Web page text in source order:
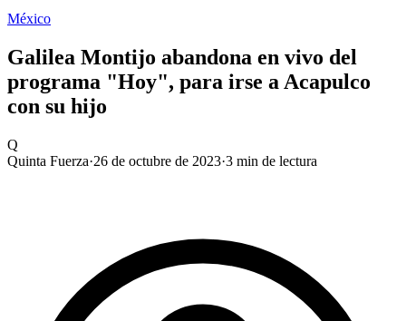
México
Galilea Montijo abandona en vivo del
programa "Hoy", para irse a Acapulco
con su hijo
Q
Quinta Fuerza·26 de octubre de 2023·3 min de lectura